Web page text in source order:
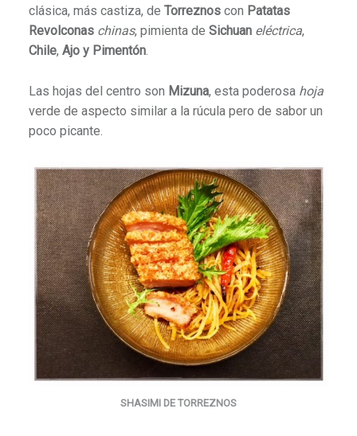
clásica, más castiza, de Torreznoscon Patatas
Revolconas chinas, pimienta de Sichuan eléctrica,
Chile, Ajo y Pimentón.
Las hojas del centro son Mizuna, esta poderosa hoja
verde de aspecto similar a la rúcula pero de sabor un
poco picante.
SHASIMI DE TORREZNOS